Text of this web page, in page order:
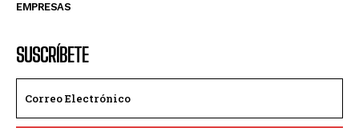
EMPRESAS
SUSCRÍBETE